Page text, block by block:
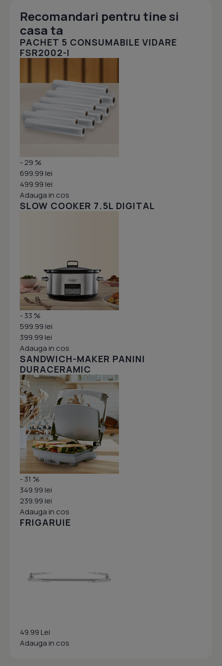
Recomandari pentru tine si
casa ta
PACHET 5 CONSUMABILE VIDARE
FSR2002-I
- 29 %
699.99 lei
499.99 lei
Adauga in cos
SLOW COOKER 7.5L DIGITAL
- 33 %
599.99 lei
399.99 lei
Adauga in cos
SANDWICH-MAKER PANINI
DURACERAMIC
- 31 %
349.99 lei
239.99 lei
Adauga in cos
FRIGARUIE
49.99 Lei
Adauga in cos